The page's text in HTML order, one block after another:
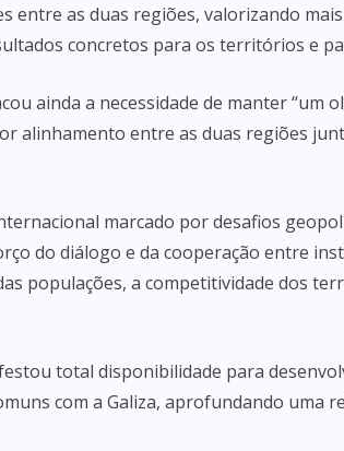
entre as duas regiões, valorizando
concretos para os territórios e
ainda a necessidade de manter
alinhamento entre as duas regiões
marcado por desafios
do diálogo e da cooperação entre
populações, a competitividade dos
total disponibilidade para
com a Galiza, aprofundando uma